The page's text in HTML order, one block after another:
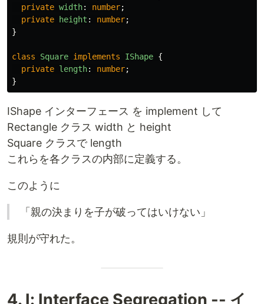
private width: number;
private
height : number;
}
class Square implements IShape {
private length: number;
}
IShape インターフェース を implement して
Rectangle クラス width と height
Square クラスで length
これらを各クラスの内部に定義する。
このように
「親の決まりを子が破ってはいけない」
規則が守れた。
4. I: Interface Segregation -- イ